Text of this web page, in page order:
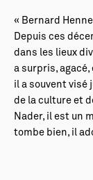
« Bernard
Depuis ces
dans les lieux
a surpris,
il a souvent visé
de la culture et
Nader, il est un
tombe bien, il